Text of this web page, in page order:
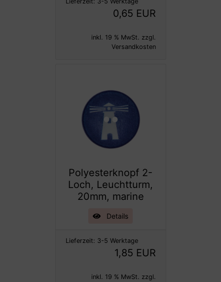
0,65 EUR
inkl. 19 % MwSt. zzgl.
Versandkosten
Polyesterknopf 2-
Loch, Leuchtturm,
20mm, marine
Details
Lieferzeit: 3-5 Werktage
1,85 EUR
inkl. 19 % MwSt. zzgl.